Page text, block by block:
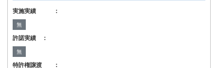
実施実績 ：
無
許諾実績 ：
無
特許権譲渡 ：